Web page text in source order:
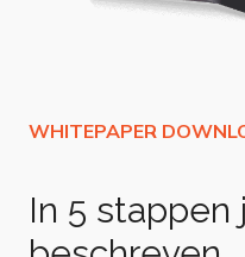
In 5 stappen